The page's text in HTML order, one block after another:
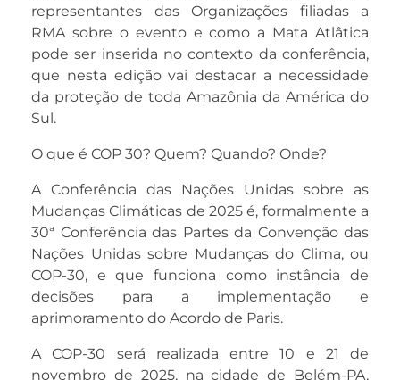
representantes das Organizações filiadas a
RMA sobre o evento e como a Mata Atlâtica
pode ser inserida no contexto da conferência,
que nesta edição vai destacar a necessidade
da proteção de toda Amazônia da América do
Sul.
O que é COP 30? Quem? Quando? Onde?
A Conferência das Nações Unidas sobre as
Mudanças Climáticas de 2025 é, formalmente a
30ª Conferência das Partes da Convenção das
Nações Unidas sobre Mudanças do Clima, ou
COP-30, e que funciona como instância de
decisões para a implementação e
aprimoramento do Acordo de Paris.
A COP-30 será realizada entre 10 e 21 de
novembro de 2025, na cidade de Belém-PA,